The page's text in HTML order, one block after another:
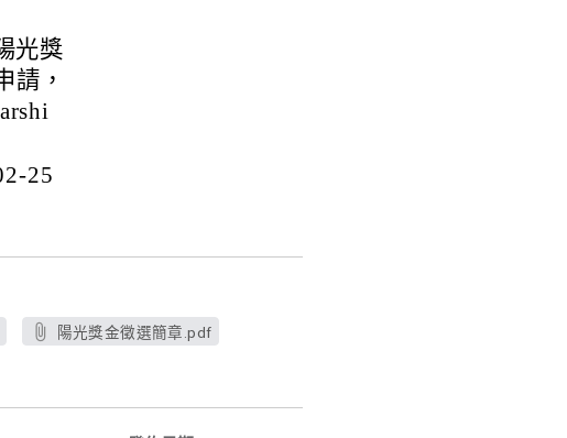
光獎
請，
25
陽光獎金徵選簡章.pdf